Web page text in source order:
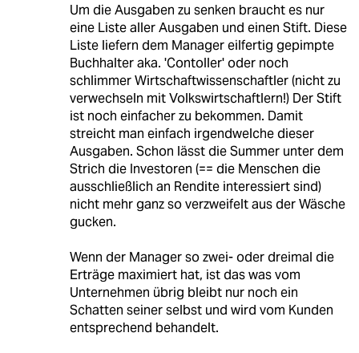
Um die Ausgaben zu senken braucht es nur
eine Liste aller Ausgaben und einen Stift. Diese
Liste liefern dem Manager eilfertig gepimpte
Buchhalter aka. 'Contoller' oder noch
schlimmer Wirtschaftwissenschaftler (nicht zu
verwechseln mit Volkswirtschaftlern!) Der Stift
ist noch einfacher zu bekommen. Damit
streicht man einfach irgendwelche dieser
Ausgaben. Schon lässt die Summer unter dem
Strich die Investoren (== die Menschen die
ausschließlich an Rendite interessiert sind)
nicht mehr ganz so verzweifelt aus der Wäsche
gucken.
Wenn der Manager so zwei- oder dreimal die
Erträge maximiert hat, ist das was vom
Unternehmen übrig bleibt nur noch ein
Schatten seiner selbst und wird vom Kunden
entsprechend behandelt.